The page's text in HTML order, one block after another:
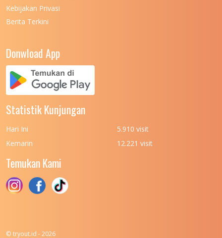
UNIVERSITAS NEGERI MEDAN
UNIVERSITAS NEGERI PADANG
UNIVERSITAS NUSA CENDANA
UNIVERSITAS PADJADJARAN
UNIVERSITAS PATTIMURA
(UPN) VETERAN JAKARTA
UNIVERSITAS PEMBANGUNAN NASIONAL
(UPN) VETERAN JAWA TIMUR
UNIVERSITAS PEMBANGUNAN NASIONAL
Kebijakan Privasi
Berita Terkini
Donwload App
Statistik Kunjungan
Hari Ini
5.910 visit
Kemarin
12.221 visit
Temukan Kami
© tryout.id - 2026